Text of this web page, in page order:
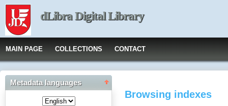
dLibra Digital Library
MAIN PAGE COLLECTIONS CONTACT
Metadata languages
Browsing indexes